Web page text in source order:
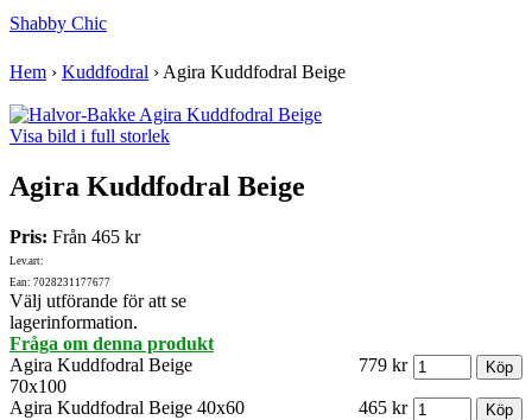
Shabby Chic
Hem › Kuddfodral ›Agira Kuddfodral Beige
Visa bild i full storlek
Agira Kuddfodral Beige
Pris: Från 465 kr
Lev.art:
Ean: 7028231177677
Välj utförande för att se
lagerinformation.
Fråga om denna produkt
Agira Kuddfodral Beige
70x100
779 kr
Agira Kuddfodral Beige 40x60 465 kr